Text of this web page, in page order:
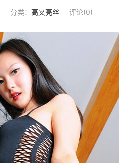
分类： 高叉亮丝 评论(0)